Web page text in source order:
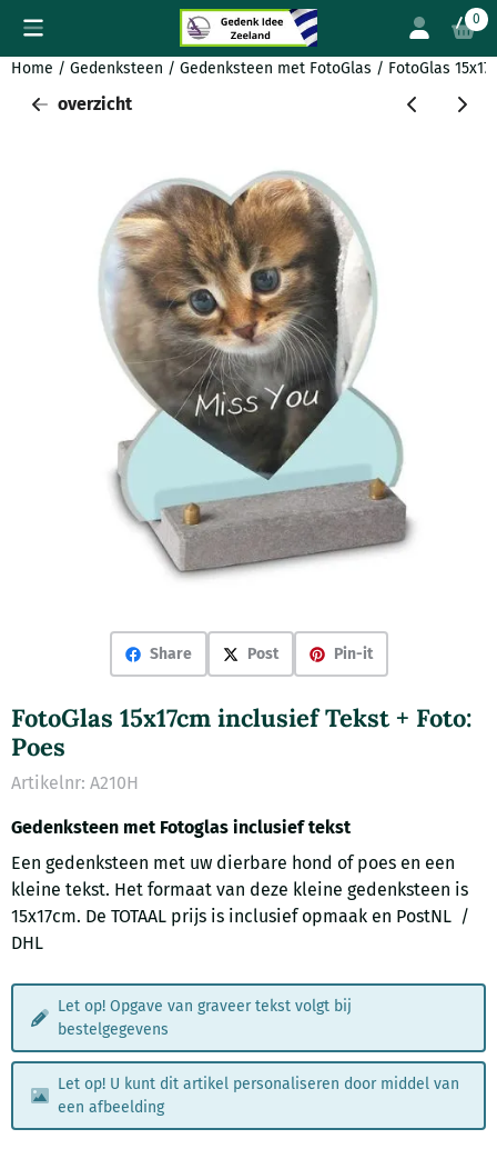
Cookievoorkeuren zijn beschikbaar. Kies instellingen of sta0
Home / Gedenksteen / Gedenksteen met FotoGlas / FotoGlas
overzicht
Share Post Pin-it
FotoGlas 15x17cm inclusief Tekst + Foto:
Poes
Artikelnr: A210H
Gedenksteen met Fotoglas inclusief tekst
Een gedenksteen met uw dierbare hond of poes en een
kleine tekst. Het formaat van deze kleine gedenksteen is
15x17cm. De TOTAAL prijs is inclusief opmaak en PostNL /
DHL
Let op! Opgave van graveer tekst volgt bij
bestelgegevens
Let op! U kunt dit artikel personaliseren door middel van
een afbeelding